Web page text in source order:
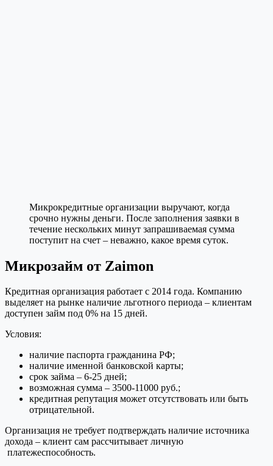
Микрокредитные организации выручают, когда
срочно нужны деньги. После заполнения заявки в
течение нескольких минут запрашиваемая сумма
поступит на счет – неважно, какое время суток.
Микрозайм от Zaimon
Кредитная организация работает с 2014 года. Компанию
выделяет на рынке наличие льготного периода – клиентам
доступен займ под 0% на 15 дней.
Условия:
наличие паспорта гражданина РФ;
наличие именной банковской карты;
срок займа – 6-25 дней;
возможная сумма – 3500-11000 руб.;
кредитная репутация может отсутствовать или быть
отрицательной.
Организация не требует подтверждать наличие источника
дохода – клиент сам рассчитывает личную
платежеспособность.